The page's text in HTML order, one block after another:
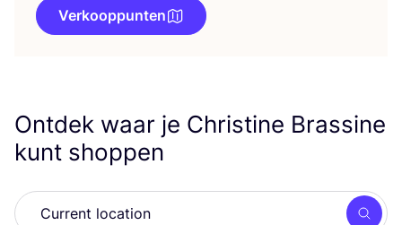
Verkooppunten
Ontdek waar je Christine Brassine
kunt shoppen